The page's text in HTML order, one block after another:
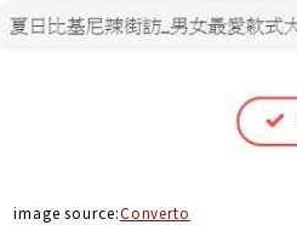
image source:Converto